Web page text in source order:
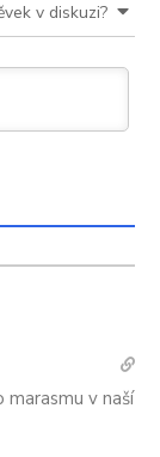
v diskuzi?
marasmu v naší